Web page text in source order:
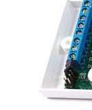
Купить в 1 клик
В избранное